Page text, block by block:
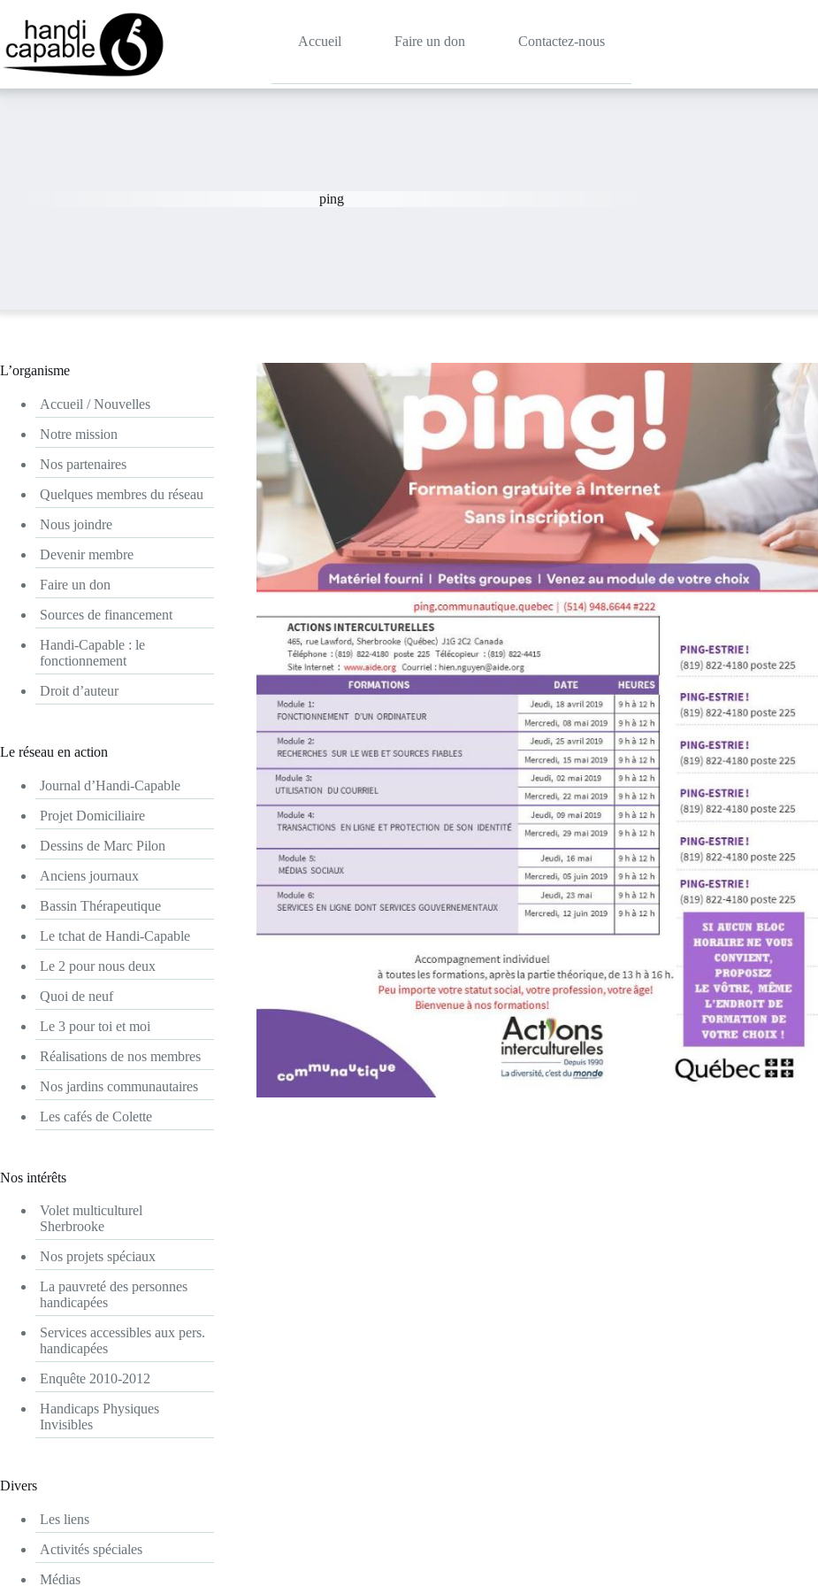
Accueil Faire un don Contactez-nous
ping
L’organisme
Accueil / Nouvelles
Notre mission
Nos partenaires
Quelques membres du réseau
Nous joindre
Devenir membre
Faire un don
Sources de financement
Handi-Capable : le
fonctionnement
Droit d’auteur
Le réseau en action
Journal d’Handi-Capable
Projet Domiciliaire
Dessins de Marc Pilon
Anciens journaux
Bassin Thérapeutique
Le tchat de Handi-Capable
Le 2 pour nous deux
Quoi de neuf
Le 3 pour toi et moi
Réalisations de nos membres
Nos jardins communautaires
Les cafés de Colette
Nos intérêts
Volet multiculturel
Sherbrooke
Nos projets spéciaux
La pauvreté des personnes
handicapées
Services accessibles aux pers.
handicapées
Enquête 2010-2012
Handicaps Physiques
Invisibles
Divers
Les liens
Activités spéciales
Médias